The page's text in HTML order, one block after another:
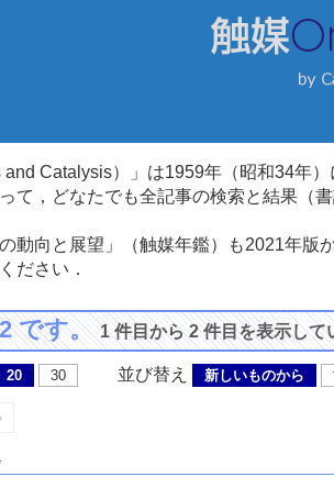
and Catalysis）」は1959年（昭和34年
て，どなたでも全記事の検索と結果（
動向と展望」（触媒年鑑）も2021年
ださい．
です。1 件目から 2 件目を表示して
20 30 並び替え 新しいものから